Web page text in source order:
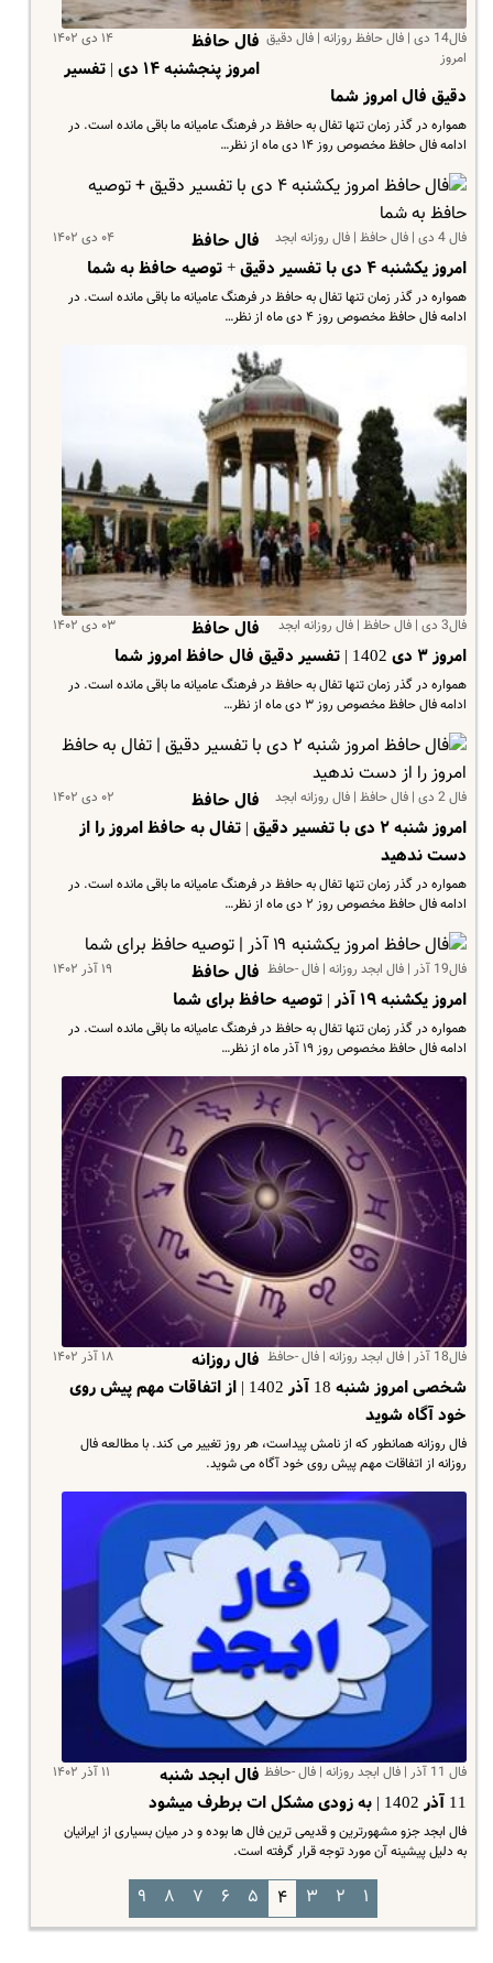
فال14 دی | فال حافظ روزانه | فال دقیق
امروز
۱۴ دی ۱۴۰۲
فال حافظ
امروز پنجشنبه ۱۴ دی | تفسیر
دقیق فال امروز شما
همواره در گذر زمان تنها تفال به حافظ در فرهنگ عامیانه ما باقی مانده است. در
ادامه فال حافظ مخصوص روز ۱۴ دی ماه از نظر…
فال 4 دی | فال حافظ | فال روزانه ابجد ۰۴ دی ۱۴۰۲
فال حافظ
امروز یکشنبه ۴ دی با تفسیر دقیق + توصیه حافظ به شما
همواره در گذر زمان تنها تفال به حافظ در فرهنگ عامیانه ما باقی مانده است. در
ادامه فال حافظ مخصوص روز ۴ دی ماه از نظر…
فال3 دی | فال حافظ | فال روزانه ابجد ۰۳ دی ۱۴۰۲
فال حافظ
امروز ۳ دی 1402 | تفسیر دقیق فال حافظ امروز شما
همواره در گذر زمان تنها تفال به حافظ در فرهنگ عامیانه ما باقی مانده است. در
ادامه فال حافظ مخصوص روز ۳ دی ماه از نظر…
فال 2 دی | فال حافظ | فال روزانه ابجد ۰۲ دی ۱۴۰۲
فال حافظ
امروز شنبه ۲ دی با تفسیر دقیق | تفال به حافظ امروز را از
دست ندهید
همواره در گذر زمان تنها تفال به حافظ در فرهنگ عامیانه ما باقی مانده است. در
ادامه فال حافظ مخصوص روز ۲ دی ماه از نظر…
فال19 آذر | فال ابجد روزانه | فال -حافظ ۱۹ آذر ۱۴۰۲
فال حافظ
امروز یکشنبه ۱۹ آذر | توصیه حافظ برای شما
همواره در گذر زمان تنها تفال به حافظ در فرهنگ عامیانه ما باقی مانده است. در
ادامه فال حافظ مخصوص روز ۱۹ آذر ماه از نظر…
فال18 آذر | فال ابجد روزانه | فال -حافظ ۱۸ آذر ۱۴۰۲
فال روزانه
شخصی امروز شنبه 18 آذر 1402 | از اتفاقات مهم پیش روی
خود آگاه شوید
فال روزانه همانطور که از نامش پیداست، هر روز تغییر می کند. با مطالعه فال
روزانه از اتفاقات مهم پیش روی خود آگاه می شوید.
فال 11 آذر | فال ابجد روزانه | فال -حافظ ۱۱ آذر ۱۴۰۲
فال ابجد شنبه
11 آذر 1402 | به زودی مشکل ات برطرف میشود
فال ابجد جزو مشهورترین و قدیمی ترین فال ها بوده و در میان بسیاری از ایرانیان
به دلیل پیشینه آن مورد توجه قرار گرفته است.
۱ ۲ ۳ ۴ ۵ ۶ ۷ ۸ ۹